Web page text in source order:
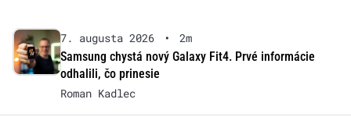
7. augusta 2026 •
2m
Samsung chystá nový Galaxy Fit4. Prvé informácie
odhalili, čo prinesie
Roman Kadlec